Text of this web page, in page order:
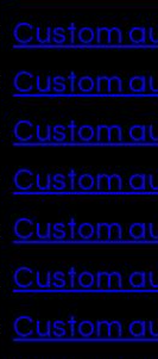
Custom
Custom
Custom
Custom
Custom
Custom
Custom